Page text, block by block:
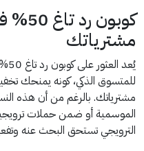
مشترياتك
للمتسوق الذكي، كونه يمنحك
مشترياتك. بالرغم من أن هذه
الموسمية أو ضمن حملات
الترويجي تستحق البحث عنه